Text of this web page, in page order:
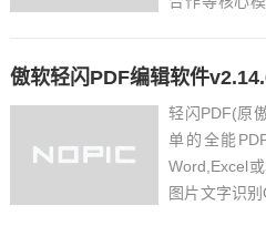
.mp4├──
趋...
傲软轻闪PDF编辑软件
轻闪PDF(原
单的全能
Word,Excel
图片文字识